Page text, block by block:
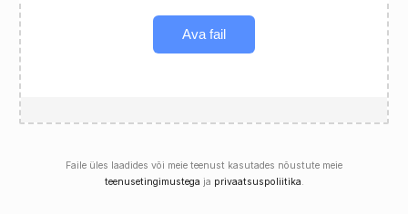
Ava fail
Faile üles laadides või meie teenust kasutades nõustute meie
teenusetingimustega ja privaatsuspoliitika.